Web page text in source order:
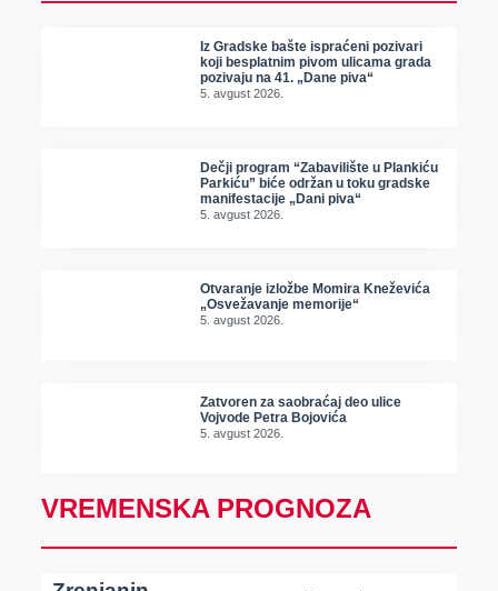
Iz Gradske bašte ispraćeni pozivari
koji besplatnim pivom ulicama grada
pozivaju na 41. „Dane piva“
5. avgust 2026.
Dečji program “Zabavilište u Plankiću
Parkiću” biće održan u toku gradske
manifestacije „Dani piva“
5. avgust 2026.
Otvaranje izložbe Momira Kneževića
„Osvežavanje memorije“
5. avgust 2026.
Zatvoren za saobraćaj deo ulice
Vojvode Petra Bojovića
5. avgust 2026.
VREMENSKA PROGNOZA